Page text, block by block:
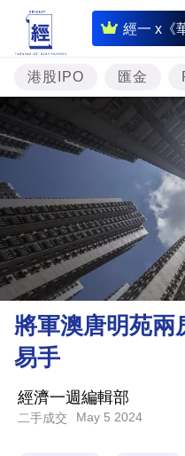
經一 x《
即
時
財
經
題
資
樓
理
財
業
科
港股IPO 匯金
將軍澳唐明苑兩
易手
經濟一週編輯部
二手成交 May 5 2024